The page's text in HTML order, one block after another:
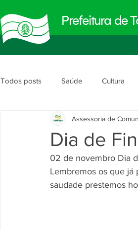
Prefeitura de
Todos posts Saúde Cultura
Meio Ambiente Obras e
Planejamento e Gestão
Dia de
Assessoria de
02 de novembro Dia
Lembremos os que já
saudade prestemos